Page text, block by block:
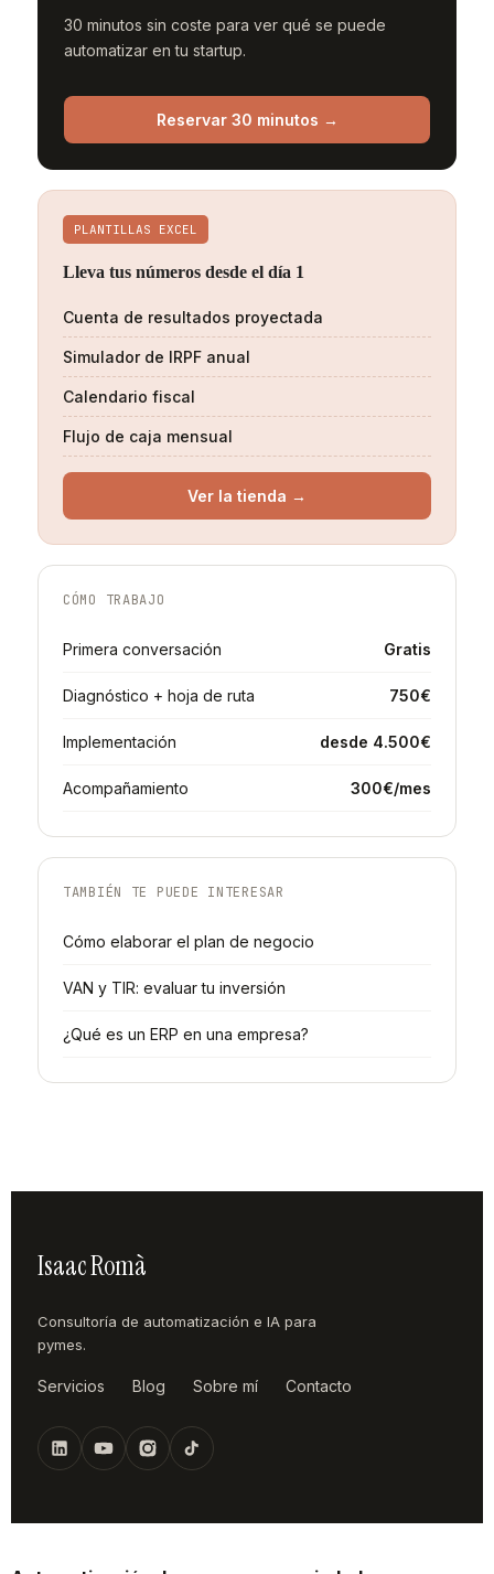
30 minutos sin coste para ver qué se puede
automatizar en tu startup.
Reservar 30 minutos →
PLANTILLAS EXCEL
Lleva tus números desde el día 1
Cuenta de resultados proyectada
Simulador de IRPF anual
Calendario fiscal
Flujo de caja mensual
Ver la tienda →
CÓMO TRABAJO
Primera conversación Gratis
Diagnóstico + hoja de ruta 750€
Implementación desde 4.500€
Acompañamiento 300€/mes
TAMBIÉN TE PUEDE INTERESAR
Cómo elaborar el plan de negocio
VAN y TIR: evaluar tu inversión
¿Qué es un ERP en una empresa?
Isaac Romà
Consultoría de automatización e IA para
pymes.
Servicios Blog Sobre mí Contacto